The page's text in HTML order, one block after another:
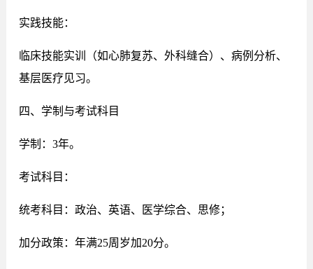
实践技能：
临床技能实训（如心肺复苏、外科缝合）、病例分析、
基层医疗见习。
四、学制与考试科目
学制：3年。
考试科目：
统考科目：政治、英语、医学综合、思修；
加分政策：年满25周岁加20分。